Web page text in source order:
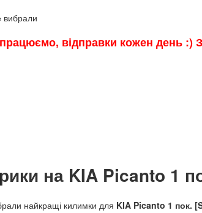
вибрали
відправки кожен день :)
на KIA Picanto 1
найкращі килимки для KIA Picanto 1 пок.